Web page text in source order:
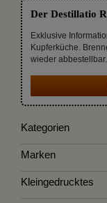
Der Destillatio
Exklusive
Kupferküche.
wieder abbestellbar.
Kategorien
Marken
Kleingedrucktes